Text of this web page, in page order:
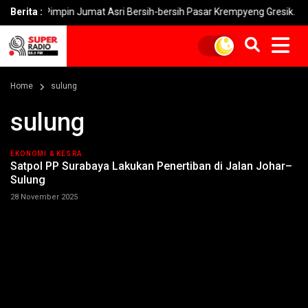
Berita :
Pimpin Jumat Asri Bersih-bersih Pasar Krempyeng Gresik.
Home sulung
sulung
EKONOMI & KESRA
Satpol PP Surabaya Lakukan Penertiban di Jalan Johar–
Sulung
28 November 2025